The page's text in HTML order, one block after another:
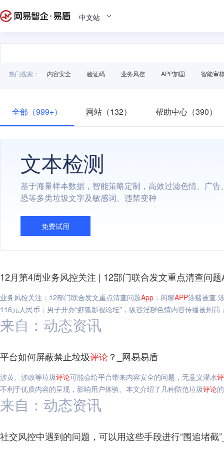
中文站
热门搜索： 内容安全 验证码 业务风控 APP加固 智能审
全部（999+） 网站（132） 帮助中心（390）
文本检测
基于海量样本数据，智能策略定制，高效过滤色情、广告
恐等多类垃圾文字及敏感词、违禁变种
免费试用
12月第4周业务风控关注 | 12部门联合发文重点清查问
业务风控关注：12部门联合发文重点清查问题App ；闲聊APP涉赌被查
116元人民币；男子开办“虾狐影视论坛”，纵容淫秽色情内容传播被刑
来自：动态资讯
平台如何屏蔽禁止垃圾评论 ？_网易易盾
涉黄、涉政等垃圾评论可能会给平台带来内容安全的问题，无意义灌水
不利于优质内容的呈现，影响用户体验。本文介绍了几种防范垃圾评论
来自：动态资讯
社交风控中遇到的问题，可以用这些手段进行“围追堵截